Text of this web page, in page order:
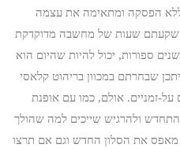
ללא הפסקה ומתאימה את עצמה
שעות של מחשבה מדוקדקת
ספורות, יכול להיות שהיום הוא
שבחרתם במכוון בריהוט קלאסי
על-זמניים. אולם, כמו עם אופנת
ולהרגיש שייכים למה שהולך
את הסלון החדש וגם אם תרצו